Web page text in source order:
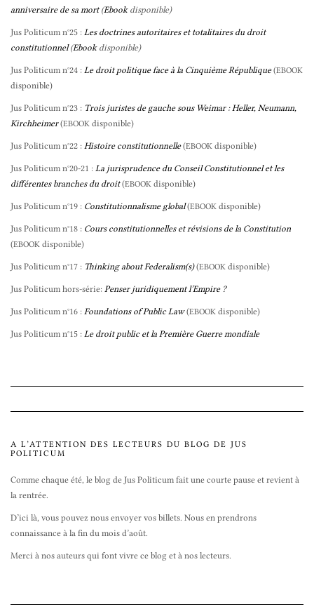
anniversaire de sa mort(Ebookdisponible)
Jus Politicum n°25 : Les doctrines autoritaires et totalitaires du droit
constitutionnel(Ebookdisponible)
Jus Politicum n°24 : Le droit politique face à la Cinquième République (EBOOK
disponible)
Jus Politicum n°23 : Trois juristes de gauche sous Weimar : Heller, Neumann,
Kirchheimer (EBOOK disponible)
Jus Politicum n°22 : Histoire constitutionnelle (EBOOK disponible)
Jus Politicum n°20-21 : La jurisprudence du Conseil Constitutionnel et les
différentes branches du droit (EBOOK disponible)
Jus Politicum n°19 : Constitutionnalisme global (EBOOK disponible)
Jus Politicum n°18 : Cours constitutionnelles et révisions de la Constitution
(EBOOK disponible)
Jus Politicum n°17 : Thinking about Federalism(s) (EBOOK disponible)
Jus Politicum hors-série: Penser juridiquement l’Empire ?
Jus Politicum n°16 : Foundations of Public Law (EBOOK disponible)
Jus Politicum n°15 : Le droit public et la Première Guerre mondiale
A L’ATTENTION DES LECTEURS DU BLOG DE JUS
POLITICUM
Comme chaque été, le blog de Jus Politicum fait une courte pause et revient à
la rentrée.
D’ici là, vous pouvez nous envoyer vos billets. Nous en prendrons
connaissance à la fin du mois d’août.
Merci à nos auteurs qui font vivre ce blog et à nos lecteurs.